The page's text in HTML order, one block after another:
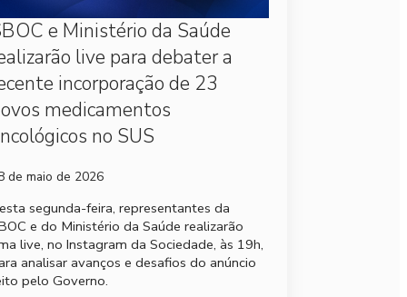
e Ministério da Saúde
live para debater a
incorporação de 23
medicamentos
no SUS
de maio de 2026
segunda-feira, representantes da
e do Ministério da Saúde realizarão
live, no Instagram da Sociedade, às 19h,
analisar avanços e desafios do anúncio
pelo Governo.